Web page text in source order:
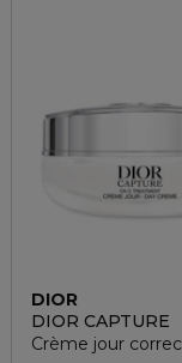
DIOR
DIOR CAPTURE
Crème jour